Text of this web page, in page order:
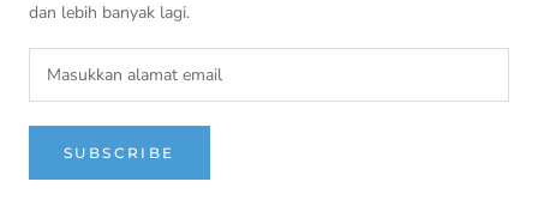
dan lebih banyak lagi.
SUBSCRIBE